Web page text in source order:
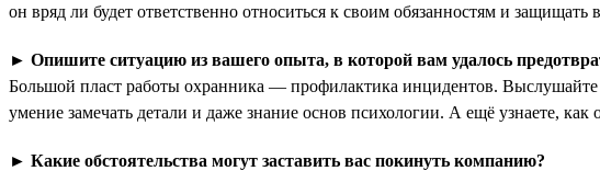
он вряд ли будет ответственно относиться к своим обязанностям и защищать
► Опишите ситуацию из вашего опыта, в которой вам удалось
Большой пласт работы охранника — профилактика инцидентов. Выслушайте
умение замечать детали и даже знание основ психологии. А ещё узнаете,
► Какие обстоятельства могут заставить вас покинуть компанию?